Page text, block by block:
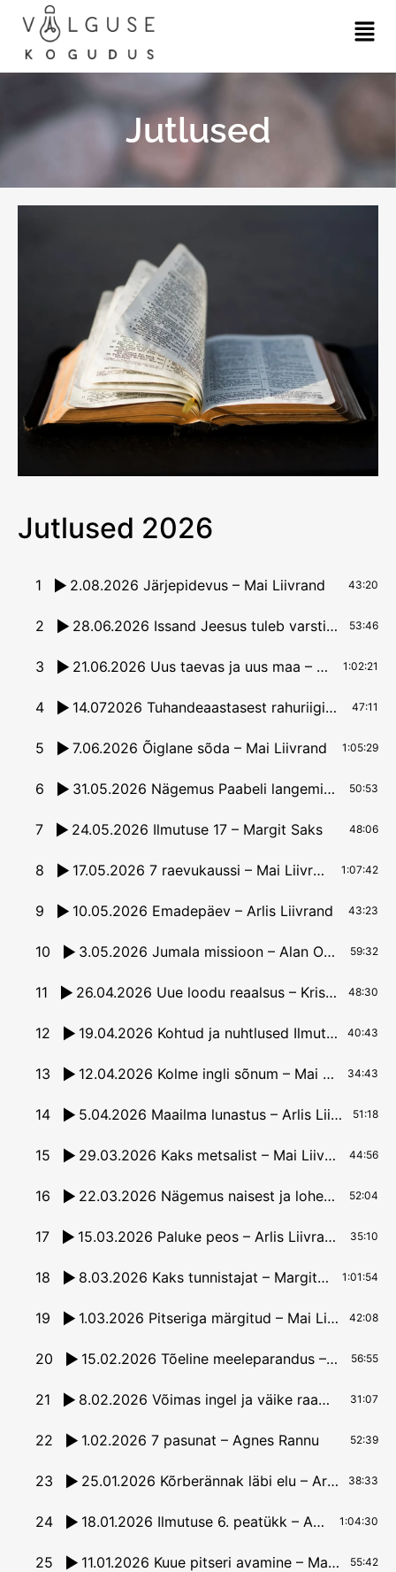
Jutlused
Jutlused 2026
1 2.08.2026 Järjepidevus – Mai Liivrand 43:20
2 28.06.2026 Issand Jeesus tuleb varsti – Agnes Rannu 53:46
3 21.06.2026 Uus taevas ja uus maa – Arlis Liivrand 1:02:21
4 14.072026 Tuhandeaastasest rahuriigist – Margit Saks 47:11
5 7.06.2026 Õiglane sõda – Mai Liivrand 1:05:29
6 31.05.2026 Nägemus Paabeli langemisest – Arlis Liivrand 50:53
7 24.05.2026 Ilmutuse 17 – Margit Saks 48:06
8 17.05.2026 7 raevukaussi – Mai Liivrand 1:07:42
9 10.05.2026 Emadepäev – Arlis Liivrand 43:23
10 3.05.2026 Jumala missioon – Alan Osoborn 59:32
11 26.04.2026 Uue loodu reaalsus – Kristine Kaasik 48:30
12 19.04.2026 Kohtud ja nuhtlused Ilmutusraamatus – Margit Saks 40:43
13 12.04.2026 Kolme ingli sõnum – Mai Liivrand 34:43
14 5.04.2026 Maailma lunastus – Arlis Liivrand 51:18
15 29.03.2026 Kaks metsalist – Mai Liivrand 44:56
16 22.03.2026 Nägemus naisest ja lohest – Margit Saks 52:04
17 15.03.2026 Paluke peos – Arlis Liivrand 35:10
18 8.03.2026 Kaks tunnistajat – Margit Saks 1:01:54
19 1.03.2026 Pitseriga märgitud – Mai Liivrand 42:08
20 15.02.2026 Tõeline meeleparandus – Margit Saks 56:55
21 8.02.2026 Võimas ingel ja väike raamat – Mai Liivrand 31:07
22 1.02.2026 7 pasunat – Agnes Rannu 52:39
23 25.01.2026 Kõrberännak läbi elu – Arlis Liivrand 38:33
24 18.01.2026 Ilmutuse 6. peatükk – Agnes Rannu 1:04:30
25 11.01.2026 Kuue pitseri avamine – Mai Liivrand 55:42